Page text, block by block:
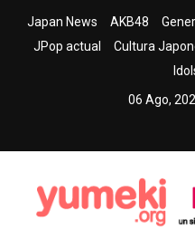
Japan News AKB48
JPop actual
Cultura
06 Ago,